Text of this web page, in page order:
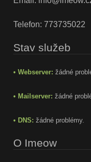
Telefon: 773735022
Stav služeb
• Webserver: žádné
• Mailserver: žádné
• DNS: žádné problémy.
O Imeow